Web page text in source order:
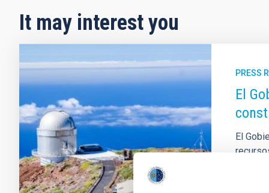
It may interest you
PRESS
El
El